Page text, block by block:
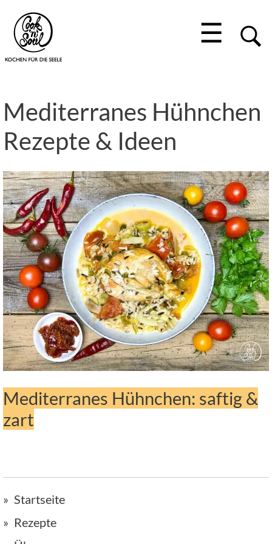
☰
Mediterranes Hühnchen
Rezepte & Ideen
Mediterranes Hühnchen: saftig &
zart
Startseite
Rezepte